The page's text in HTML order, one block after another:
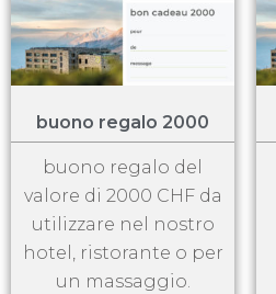
buono regalo 2000
buono regalo del
valore di 2000 CHF da
utilizzare nel nostro
hotel, ristorante o per
un massaggio.